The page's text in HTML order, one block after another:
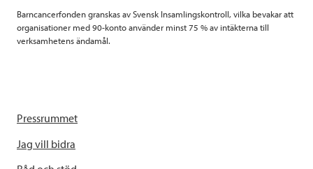
Barncancerfonden granskas av Svensk Insamlingskontroll, vilka bevakar att
organisationer med 90-konto använder minst 75 % av intäkterna till
verksamhetens ändamål.
Pressrummet
Jag vill bidra